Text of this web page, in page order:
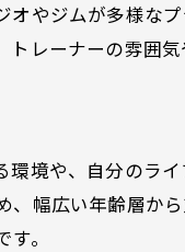
ィスで女性らしさ
ピラティススタジオ
すさを重視したジ
びでアクセスと営
やジムが多様な
レーナーの雰囲
境や、自分のラ
幅広い年齢層か
。